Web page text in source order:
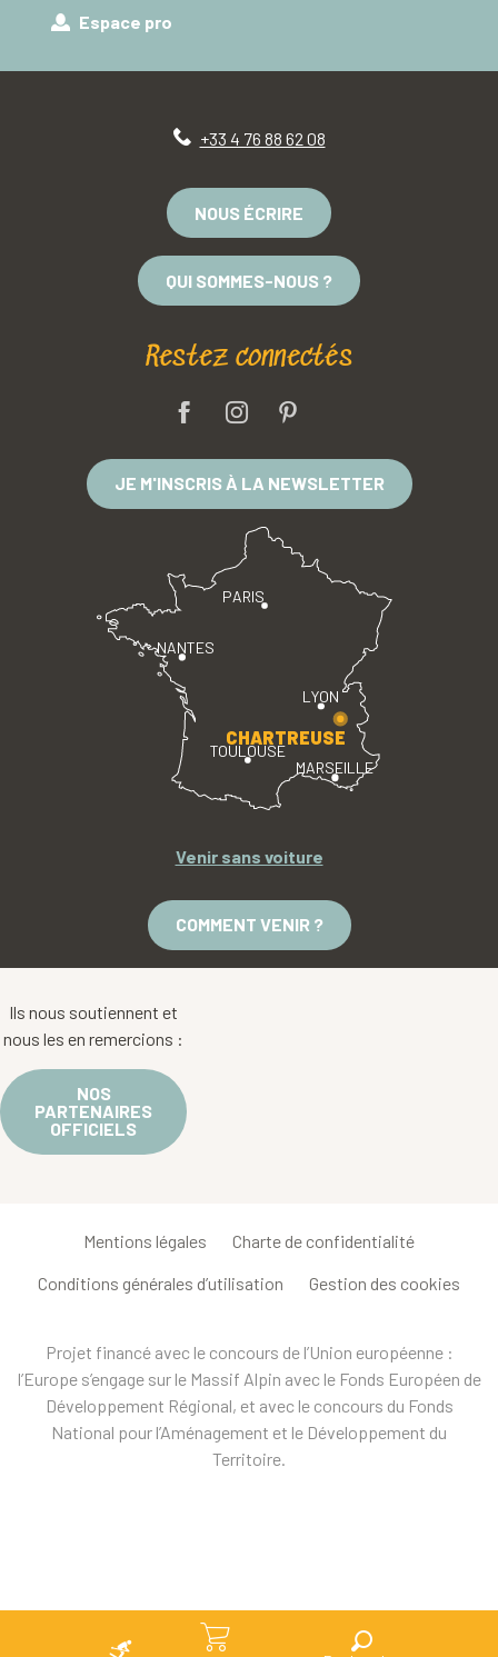
Espace pro
+33 4 76 88 62 08
NOUS ÉCRIRE
QUI SOMMES-NOUS ?
Restez connectés
JE M'INSCRIS À LA NEWSLETTER
PARIS
LYON
TOULOUSE
MARSEILLE
NANTES
CHARTREUSE
Venir sans voiture
COMMENT VENIR ?
Ils nous soutiennent et
nous les en remercions :
NOS
PARTENAIRES
OFFICIELS
Mentions légales Charte de confidentialité
Conditions générales d’utilisation Gestion des cookies
Projet financé avec le concours de l’Union européenne :
l’Europe s’engage sur le Massif Alpin avec le Fonds Européen de
Développement Régional, et avec le concours du Fonds
National pour l’Aménagement et le Développement du
Territoire.